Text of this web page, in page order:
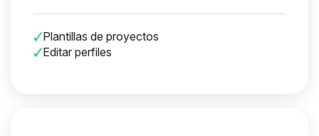
Plantillas de proyectos
Editar perfiles